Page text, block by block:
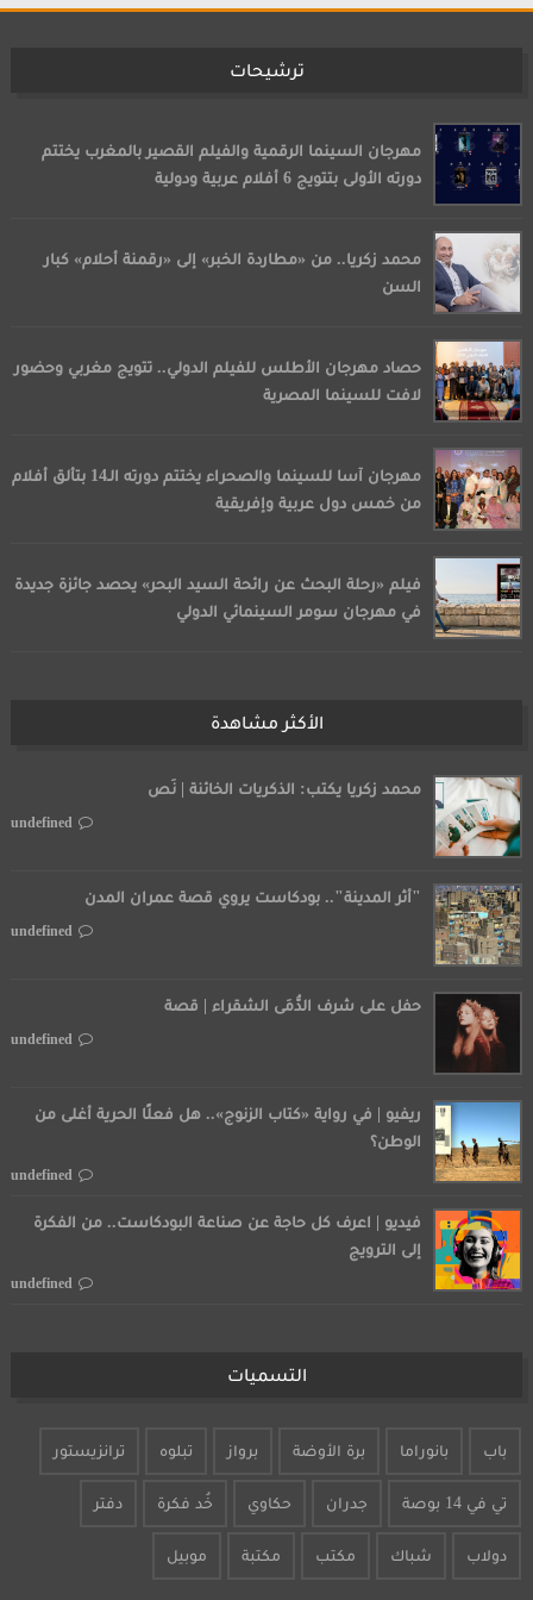
ترشيحات
مهرجان السينما الرقمية والفيلم القصير بالمغرب يختتم
دورته الأولى بتتويج 6 أفلام عربية ودولية
محمد زكريا.. من «مطاردة الخبر» إلى «رقمنة أحلام» كبار
السن
حصاد مهرجان الأطلس للفيلم الدولي.. تتويج مغربي وحضور
لافت للسينما المصرية
مهرجان آسا للسينما والصحراء يختتم دورته الـ14 بتألق أفلام
من خمس دول عربية وإفريقية
فيلم «رحلة البحث عن رائحة السيد البحر» يحصد جائزة جديدة
في مهرجان سومر السينمائي الدولي
الأكثر مشاهدة
محمد زكريا يكتب: الذكريات الخائنة | نَص
undefined
"أثر المدينة".. بودكاست يروي قصة عمران المدن
undefined
حفل على شرف الدُّمَى الشقراء | قصة
undefined
ريفيو | في رواية «كتاب الزنوج».. هل فعلًا الحرية أغلى من
الوطن؟
undefined
فيديو | اعرف كل حاجة عن صناعة البودكاست.. من الفكرة
إلى الترويج
undefined
التسميات
باب بانوراما برة الأوضة برواز تبلوه ترانزيستور
تي في 14 بوصة جدران حكاوي خُد فكرة دفتر
دولاب شباك مكتب مكتبة موبيل